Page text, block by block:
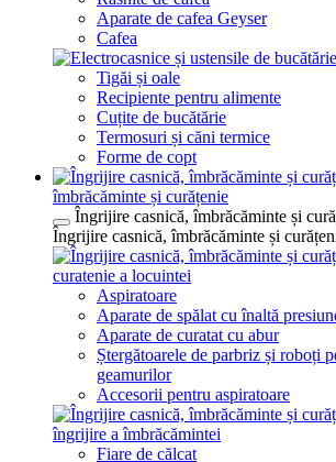
Aparate de cafea Geyser
Cafea
Tigăi și oale
Recipiente pentru alimente
Cuțite de bucătărie
Termosuri și căni termice
Forme de copt
îmbrăcăminte și curățenie
Îngrijire casnică, îmbrăcăminte și
Îngrijire casnică, îmbrăcăminte și
curatenie a locuintei
Aspiratoare
Aparate de spălat cu înaltă
Aparate de curatat cu abur
Ștergătoarele de parbriz și roboți
geamurilor
Accesorii pentru aspiratoare
îngrijire a îmbrăcămintei
Fiare de călcat